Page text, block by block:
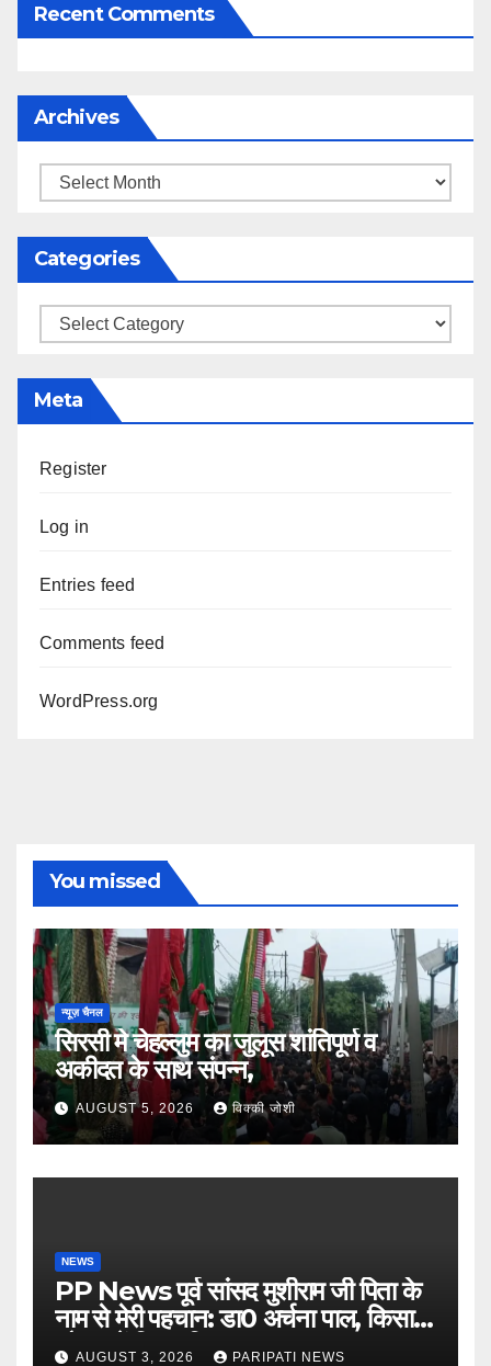
Recent Comments
Archives
Archives
Categories
Categories
Meta
Register
Log in
Entries feed
Comments feed
WordPress.org
You missed
न्यूज़ चैनल
सिरसी मे चेहल्लुम का जुलूस शांतिपूर्ण व
अकीदत के साथ संपन्न,
AUGUST 5, 2026 विक्की जोशी
NEWS
PP News पूर्व सांसद मुशीराम जी पिता के
नाम से मेरी पहचान: डा0 अर्चना पाल, किसान
चौपाल में दिया परिचय
AUGUST 3, 2026 PARIPATI NEWS